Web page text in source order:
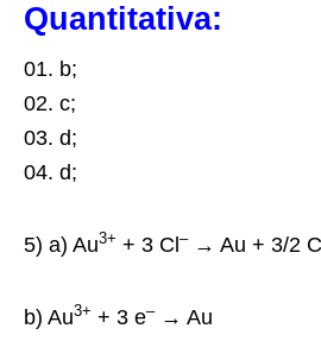
Quantitativa:
01. b;
02. c;
03. d;
04. d;
5) a) Au3+ + 3 Cl –→ Au + 3/2
b) Au3+ + 3 e–→ Au